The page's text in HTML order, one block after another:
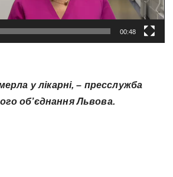
00:48
у лікарні, – пресслужба
обʼєднання Львова.